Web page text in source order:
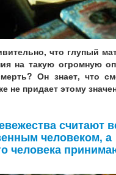
что глупый
на такую огромную
Он знает, что
не придает этому
считают
человеком, а
человека